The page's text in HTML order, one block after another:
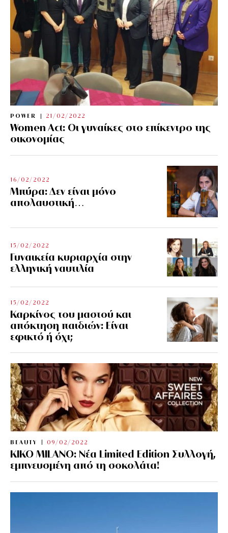
POWER 21/02/2022
Women Act: Οι γυναίκες στο επίκεντρο της
οικονομίας
16/02/2022
Μπύρα: Δεν είναι μόνο
απολαυστική…
15/02/2022
Γυναικεία κυριαρχία στην
ελληνική ναυτιλία
15/02/2022
Καρκίνος του μαστού και
απόκτηση παιδιών: Είναι
εφικτό ή όχι;
BEAUTY 09/02/2022
KIKO MILANO: Νέα Limited Edition Συλλογή,
εμπνευσμένη από τη σοκολάτα!